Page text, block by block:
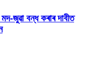
জুৱা বন্ধ কৰাৰ দাবীত